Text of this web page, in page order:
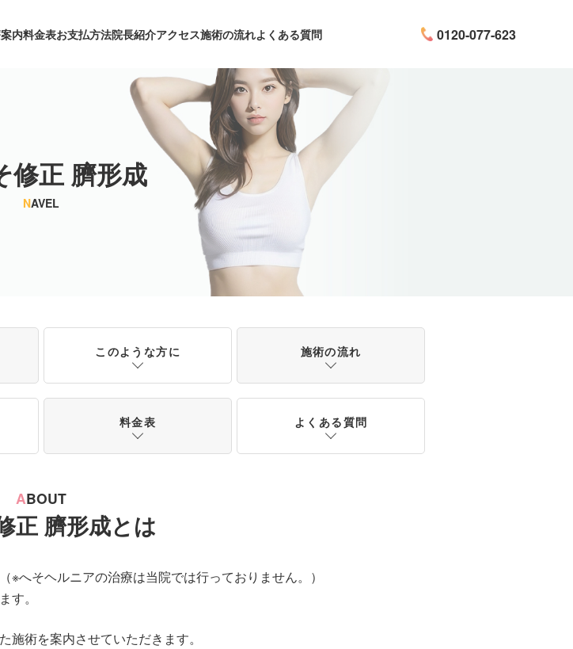
内料金表お支払方法院長紹介アクセス施術の流れよくある質問 0120-077-623
修正 臍形成
NAVEL
このような方に 施術の流れ
料金表 よくある質問
ABOUT
正 臍形成とは
へそヘルニアの治療は当院では行っておりません。）
す。
術を案内させていただきます。